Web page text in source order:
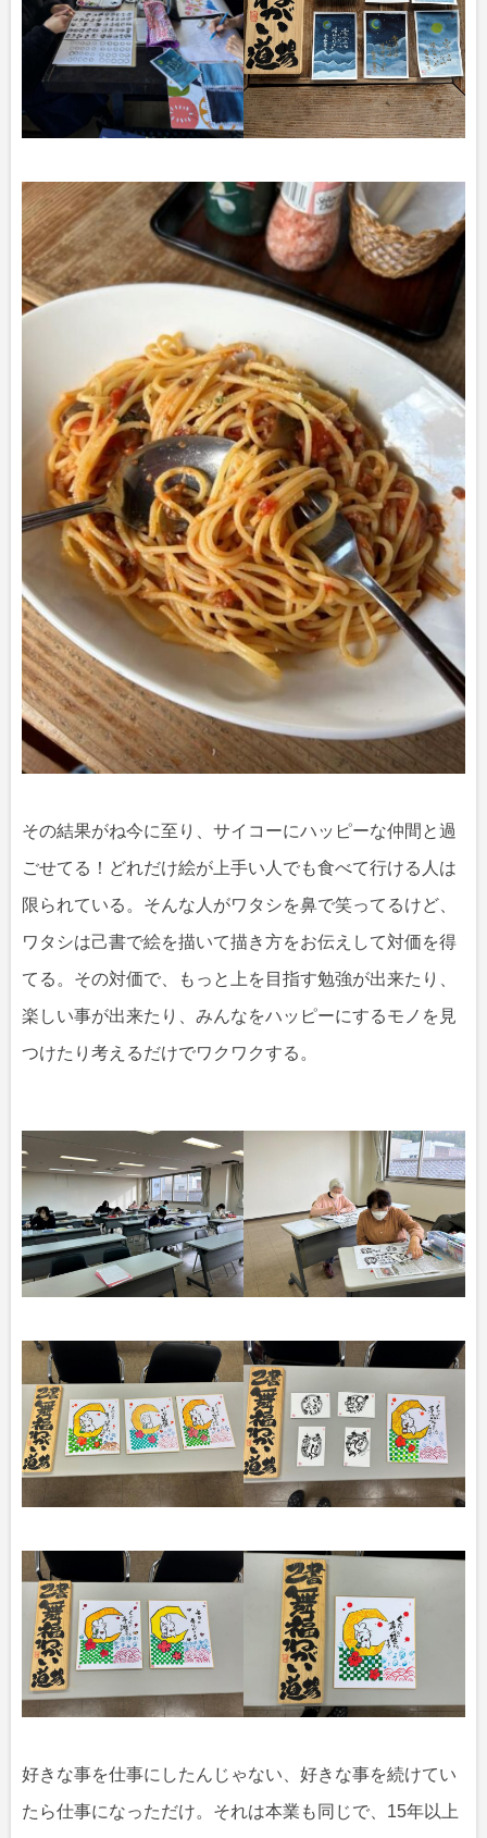
その結果がね今に至り、サイコーにハッピーな仲間と過
ごせてる！どれだけ絵が上手い人でも食べて行ける人は
限られている。そんな人がワタシを鼻で笑ってるけど、
ワタシは己書で絵を描いて描き方をお伝えして対価を得
てる。その対価で、もっと上を目指す勉強が出来たり、
楽しい事が出来たり、みんなをハッピーにするモノを見
つけたり考えるだけでワクワクする。
好きな事を仕事にしたんじゃない、好きな事を続けてい
たら仕事になっただけ。それは本業も同じで、15年以上